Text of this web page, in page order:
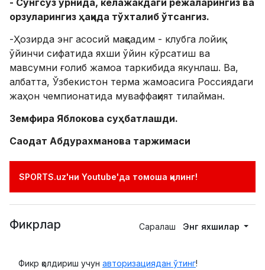
орзуларингиз ҳақида тўхталиб ўтсангиз.
-Ҳозирда энг асосий мақсадим - клубга лойиқ
ўйинчи сифатида яхши ўйин кўрсатиш ва
мавсумни ғолиб жамоа таркибида якунлаш. Ва,
албатта, Ўзбекистон терма жамоасига Россиядаги
жаҳон чемпионатида муваффақият тилайман.
Земфира Яблокова суҳбатлашди.
Саодат Абдурахманова таржимаси
SPORTS.uz'ни Youtube'да томоша қилинг!
Фикрлар Саралаш Энг яхшилар
Фикр қолдириш учун авторизациядан ўтинг!